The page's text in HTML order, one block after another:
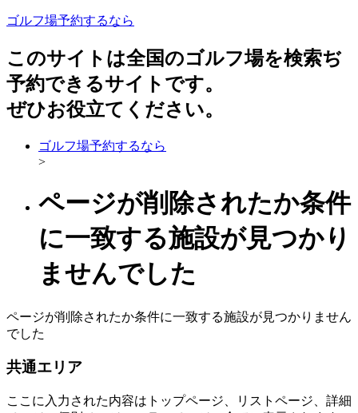
ゴルフ場予約するなら
このサイトは全国のゴルフ場を検索ぢ
予約できるサイトです。
ぜひお役立てください。
ゴルフ場予約するなら
>
ページが削除されたか条件
に一致する施設が見つかり
ませんでした
ページが削除されたか条件に一致する施設が見つかりません
でした
共通エリア
ここに入力された内容はトップページ、リストページ、詳細